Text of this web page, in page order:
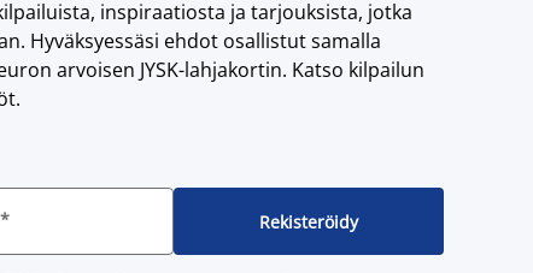
inspiraatiosta ja tarjouksista, jotka
Hyväksyessäsi ehdot osallistut samalla
arvoisen JYSK-lahjakortin. Katso kilpailun
* Rekisteröidy